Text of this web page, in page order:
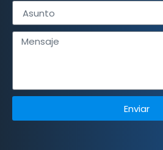
Enviar